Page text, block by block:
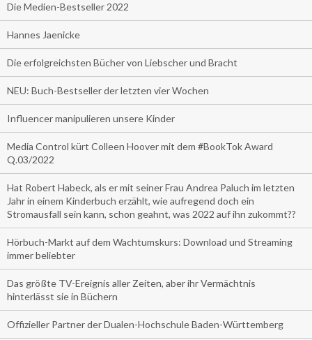
Die Medien-Bestseller 2022
Hannes Jaenicke
Die erfolgreichsten Bücher von Liebscher und Bracht
NEU: Buch-Bestseller der letzten vier Wochen
Influencer manipulieren unsere Kinder
Media Control kürt Colleen Hoover mit dem #BookTok Award
Q.03/2022
Hat Robert Habeck, als er mit seiner Frau Andrea Paluch im letzten
Jahr in einem Kinderbuch erzählt, wie aufregend doch ein
Stromausfall sein kann, schon geahnt, was 2022 auf ihn zukommt??
Hörbuch-Markt auf dem Wachtumskurs: Download und Streaming
immer beliebter
Das größte TV-Ereignis aller Zeiten, aber ihr Vermächtnis
hinterlässt sie in Büchern
Offizieller Partner der Dualen-Hochschule Baden-Württemberg